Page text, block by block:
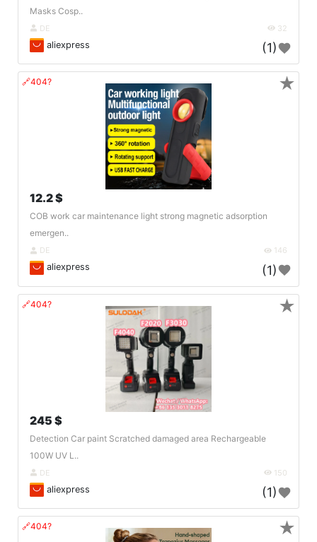
Masks Cosp..
DE 32
aliexpress (1)
🔗404?
12.2 $
COB work car maintenance light strong magnetic adsorption
emergen..
DE 146
aliexpress (1)
★
🔗404?
245 $
Detection Car paint Scratched damaged area Rechargeable
100W UV L..
DE 150
aliexpress (1)
★
🔗404? ★